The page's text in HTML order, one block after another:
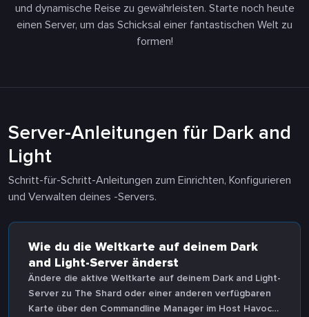
und dynamische Reise zu gewährleisten. Starte noch heute
einen Server, um das Schicksal einer fantastischen Welt zu
formen!
Server-Anleitungen für Dark and
Light
Schritt-für-Schritt-Anleitungen zum Einrichten, Konfigurieren
und Verwalten deines -Servers.
Wie du die Weltkarte auf deinem Dark
and Light-Server änderst
Ändere die aktive Weltkarte auf deinem Dark and Light-
Server zu The Shard oder einer anderen verfügbaren
Karte über den Commandline Manager im Host Havoc